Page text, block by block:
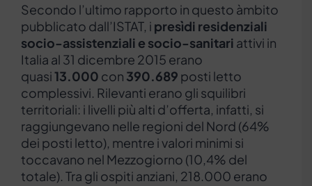
Secondo l’ultimo rapporto in questo àmbito
pubblicato dall’ISTAT, i presìdi residenziali
socio-assistenziali e socio-sanitari attivi in
Italia al 31 dicembre 2015 erano
quasi13.000 con 390.689 posti letto
complessivi. Rilevanti erano gli squilibri
territoriali: i livelli più alti d’offerta, infatti, si
raggiungevano nelle regioni del Nord (64%
dei posti letto), mentre i valori minimi si
toccavano nel Mezzogiorno (10,4% del
totale). Tra gli ospiti anziani, 218.000 erano